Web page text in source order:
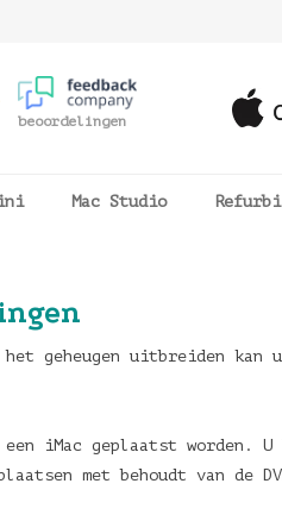
beoordelingen
Mac Studio
het geheugen uitbreiden
iMac geplaatst worden.
met behoudt van de